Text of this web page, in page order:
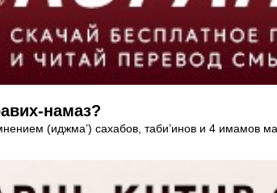
намаз?
(иджма’) сахабов, таби’инов и 4 имамов